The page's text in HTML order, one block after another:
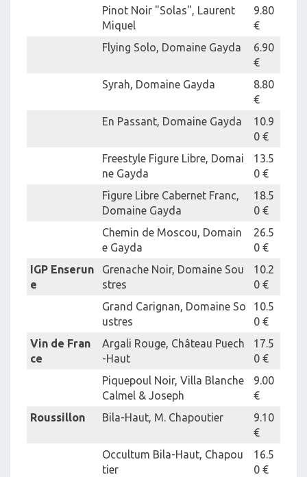
Pinot Noir "Solas", Laurent
Miquel
9.80
€
Flying Solo, Domaine Gayda
6.90
€
Syrah, Domaine Gayda
8.80
€
En Passant, Domaine Gayda
10.9
0 €
Freestyle Figure Libre, Domai
ne Gayda
13.5
0 €
Figure Libre Cabernet Franc,
Domaine Gayda
18.5
0 €
Chemin de Moscou, Domain
e Gayda
26.5
0 €
IGP Enserun
e
Grenache Noir, Domaine Sou
stres
10.2
0 €
Grand Carignan, Domaine So
ustres
10.5
0 €
Vin de Fran
ce
Argali Rouge, Château Puech
-Haut
17.5
0 €
Piquepoul Noir, Villa Blanche
Calmel & Joseph
9.00
€
Roussillon
Bila-Haut, M. Chapoutier
9.10
€
Occultum Bila-Haut, Chapou
tier
16.5
0 €